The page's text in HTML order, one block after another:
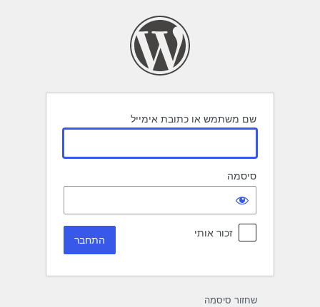
שם משתמש או כתובת אימייל
סיסמה
זכור אותי
שחזור סיסמה